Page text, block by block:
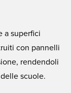
a superfici
con pannelli
rendendoli
scuole.